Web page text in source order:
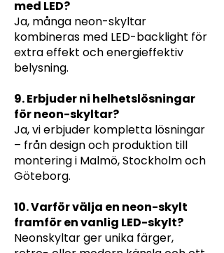
med LED?
Ja, många neon-skyltar
kombineras med LED-backlight för
extra effekt och energieffektiv
belysning.
9. Erbjuder ni helhetslösningar
för neon-skyltar?
Ja, vi erbjuder kompletta lösningar
– från design och produktion till
montering i Malmö, Stockholm och
Göteborg.
10. Varför välja en neon-skylt
framför en vanlig LED-skylt?
Neonskyltar ger unika färger,